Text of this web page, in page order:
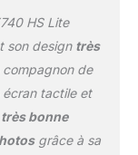
HS Lite
son design très
de
écran tactile et
très bonne
grâce à sa